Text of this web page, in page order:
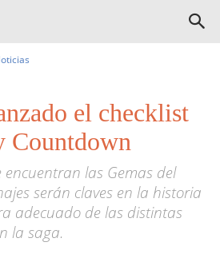
el checklist
Countdown
encuentran las Gemas del
serán claves en la historia
adecuado de las distintas
la saga.